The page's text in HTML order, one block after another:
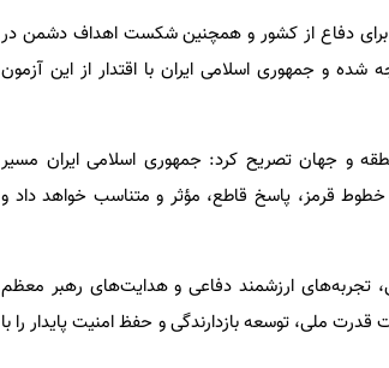
برای دفاع از کشور و همچنین شکست اهداف دشمن در
و جمهوری اسلامی ایران با اقتدار از این آزمون
و جهان تصریح کرد: جمهوری اسلامی ایران مسیر
از خطوط قرمز، پاسخ قاطع، مؤثر و متناسب خواهد داد و
تجربه‌های ارزشمند دفاعی و هدایت‌های رهبر معظم
ملی، توسعه بازدارندگی و حفظ امنیت پایدار را با